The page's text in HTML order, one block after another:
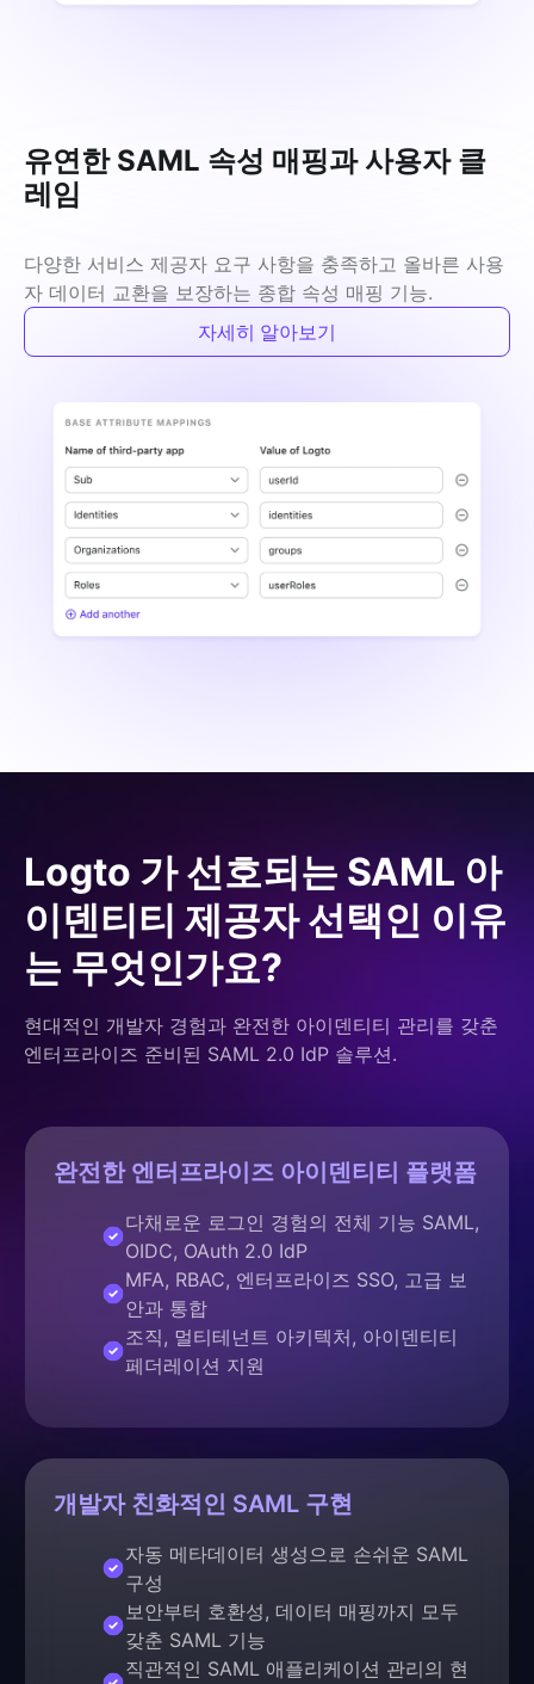
유연한 SAML 속성 매핑과 사용자 클
레임
다양한 서비스 제공자 요구 사항을 충족하고 올바른 사용
자 데이터 교환을 보장하는 종합 속성 매핑 기능.
자세히 알아보기
Logto 가 선호되는 SAML 아
이덴티티 제공자 선택인 이유
는 무엇인가요?
현대적인 개발자 경험과 완전한 아이덴티티 관리를 갖춘
엔터프라이즈 준비된 SAML 2.0 IdP 솔루션.
완전한 엔터프라이즈 아이덴티티 플랫폼
다채로운 로그인 경험의 전체 기능 SAML,
OIDC, OAuth 2.0 IdP
MFA, RBAC, 엔터프라이즈 SSO, 고급 보
안과 통합
조직, 멀티테넌트 아키텍처, 아이덴티티
페더레이션 지원
개발자 친화적인 SAML 구현
자동 메타데이터 생성으로 손쉬운 SAML
구성
보안부터 호환성, 데이터 매핑까지 모두
갖춘 SAML 기능
직관적인 SAML 애플리케이션 관리의 현